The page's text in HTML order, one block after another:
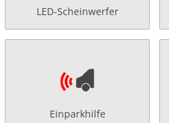
LED-Scheinwerfer
Einparkhilfe